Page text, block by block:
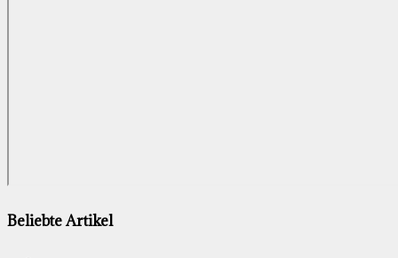
Beliebte Artikel